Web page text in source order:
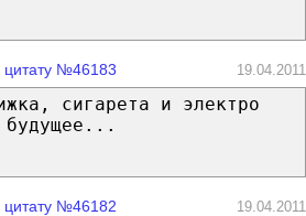
цитату №46183 19.04.2011
сигарета и электро
будущее...
цитату №46182 19.04.2011